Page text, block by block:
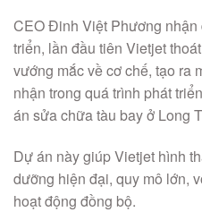
CEO Đinh Việt Phương
triển, lần đầu tiên Vietjet
vướng mắc về cơ chế, tạo ra
nhận trong quá trình phát
án sửa chữa tàu bay ở Long
Dự án này giúp Vietjet hình
dưỡng hiện đại, quy mô lớn,
hoạt động đồng bộ.